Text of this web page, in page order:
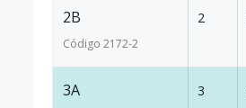
2B
Código 2172-2
2
3A 3